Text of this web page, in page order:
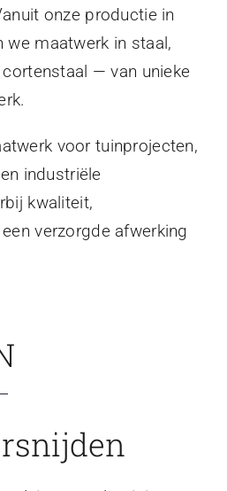
onze productie in
we maatwerk in staal,
— van unieke
voor tuinprojecten,
industriële
kwaliteit,
verzorgde afwerking